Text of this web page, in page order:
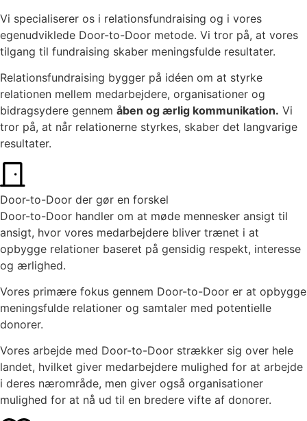
Vi specialiserer os i relationsfundraising og i vores
egenudviklede Door-to-Door metode. Vi tror på, at vores
tilgang til fundraising skaber meningsfulde resultater.
Relationsfundraising bygger på idéen om at styrke
relationen mellem medarbejdere, organisationer og
bidragsydere gennem åben og ærlig kommunikation. Vi
tror på, at når relationerne styrkes, skaber det langvarige
resultater.
Door-to-Door der gør en forskel
Door-to-Door handler om at møde mennesker ansigt til
ansigt, hvor vores medarbejdere bliver trænet i at
opbygge relationer baseret på gensidig respekt, interesse
og ærlighed.
Vores primære fokus gennem Door-to-Door er at opbygge
meningsfulde relationer og samtaler med potentielle
donorer.
Vores arbejde med Door-to-Door strækker sig over hele
landet, hvilket giver medarbejdere mulighed for at arbejde
i deres nærområde, men giver også organisationer
mulighed for at nå ud til en bredere vifte af donorer.